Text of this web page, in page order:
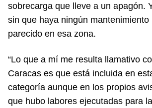
sobrecarga que lleve a un apagón.
sin que haya ningún mantenimiento
parecido en esa zona.
“Lo que a mí me resulta llamativo
Caracas es que está incluida en
categoría aunque en los propios
que hubo labores ejecutadas para